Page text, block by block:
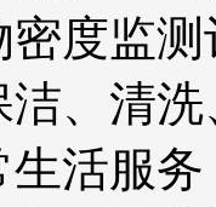
度监
洁、清
活服